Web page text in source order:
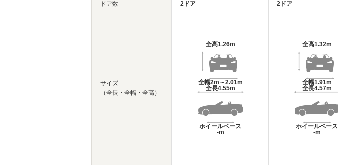
ドア数
サイズ
（全長・全幅・全高）
2ドア
全高1.26m
全幅2m～2.01m
全長4.55m
ホイールベース
-m
2ドア
全高1.32m
全幅1.91m
全長4.57m
ホイールベース
-m